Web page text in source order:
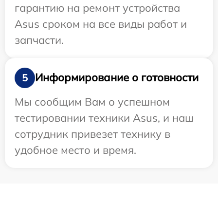
гарантию на ремонт устройства
Asus сроком на все виды работ и
запчасти.
5
Информирование о готовности
Мы сообщим Вам о успешном
тестировании техники Asus, и наш
сотрудник привезет технику в
удобное место и время.